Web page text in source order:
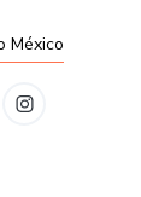
México